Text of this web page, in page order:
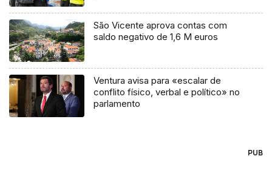
São Vicente aprova contas com
saldo negativo de 1,6 M euros
Ventura avisa para «escalar de
conflito físico, verbal e político» no
parlamento
PUB